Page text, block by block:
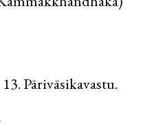
Pārivāsikavastu.